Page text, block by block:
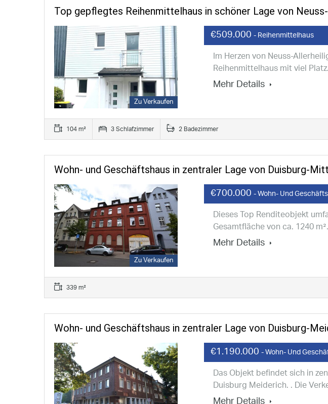
Top gepflegtes Reihenmittelhaus in schöner Lage von
Zu Verkaufen
€509.000 - Reihenmittelhaus
Im Herzen von Neuss-
Reihenmittelhaus mit viel
Mehr Details
104 m² 3 Schlafzimmer 2 Badezimmer
Wohn- und Geschäftshaus in zentraler Lage von Duisburg-
Zu Verkaufen
€700.000 - Wohn- Und
Dieses Top Renditeobjekt
Gesamtfläche von ca. 1240
Mehr Details
339 m²
Wohn- und Geschäftshaus in zentraler Lage von Duisburg-
€1.190.000 - Wohn- Und
Das Objekt befindet sich in
Duisburg Meiderich. . Die
Mehr Details